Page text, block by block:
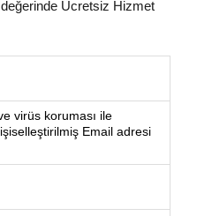
Ücretsiz Hizmet
virüs koruması ile
Email adresi